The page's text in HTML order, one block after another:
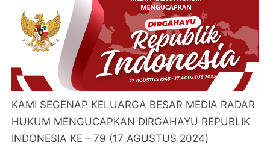
KAMI SEGENAP KELUARGA BESAR MEDIA RADAR
HUKUM MENGUCAPKAN DIRGAHAYU REPUBLIK
INDONESIA KE - 79 (17 AGUSTUS 2024)